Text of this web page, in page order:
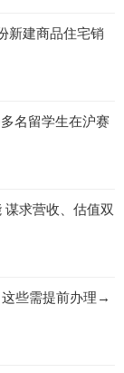
新建商品住宅销
名留学生在沪赛
求营收、估值双
些需提前办理→